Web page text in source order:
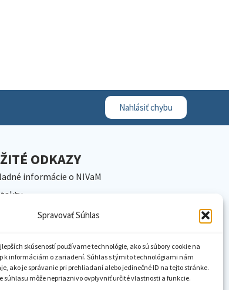
Spravovať Súhlas
skúseností používame technológie, ako sú súbory cookie na
k informáciám o zariadení. Súhlas s týmito technológiami nám
ako je správanie pri prehliadaní alebo jedinečné ID na tejto stránke.
súhlasu môže nepriaznivo ovplyvniť určité vlastnosti a funkcie.
Nahlásiť chybu
ODKAZY
informácie o NIVaM
NIVaM
inštitúcie